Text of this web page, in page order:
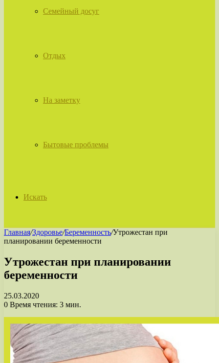
Семейный досуг
Отдых
На заметку
Бытовые проблемы
Искать
Главная/Здоровье/Беременность/Утрожестан при
планировании беременности
Утрожестан при планировании
беременности
25.03.2020
0 Время чтения: 3 мин.